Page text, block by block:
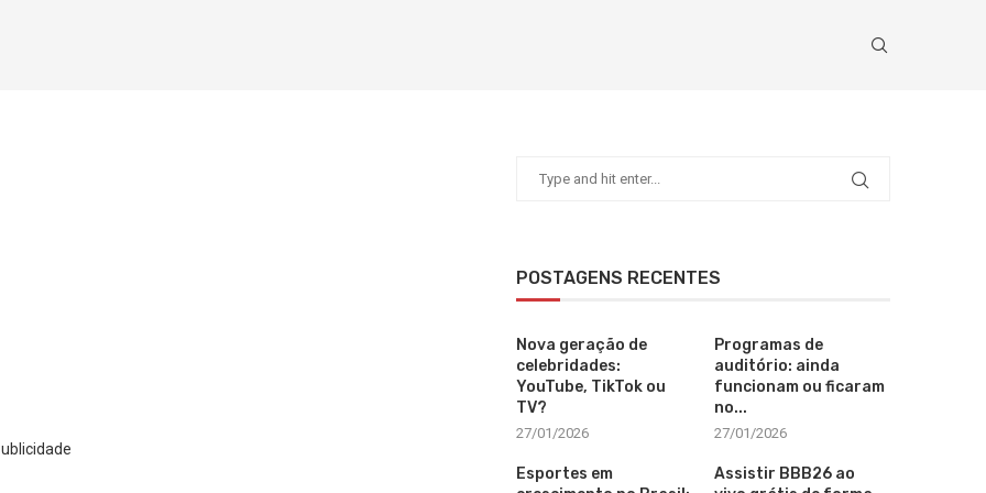
POSTAGENS RECENTES
Nova geração de
celebridades:
YouTube, TikTok ou
TV?
27/01/2026
Programas de
auditório: ainda
funcionam ou ficaram
no...
27/01/2026
Esportes em
Assistir BBB26 ao